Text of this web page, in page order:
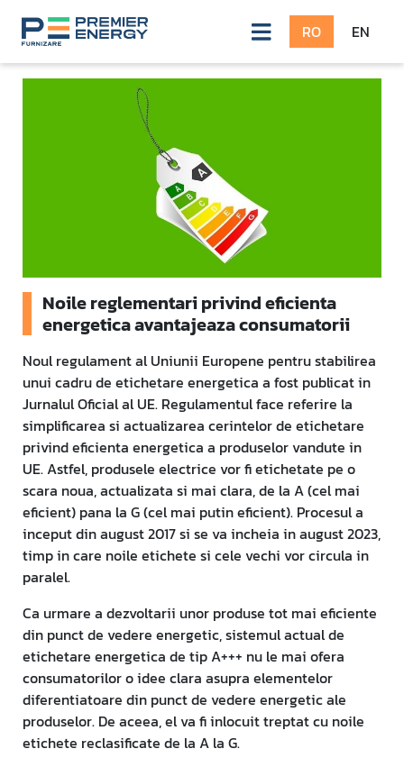
RO EN
Detalii articol - Main
Noile reglementari privind eficienta
energetica avantajeaza consumatorii
Noul regulament al Uniunii Europene pentru stabilirea
unui cadru de etichetare energetica a fost publicat in
Jurnalul Oficial al UE. Regulamentul face referire la
simplificarea si actualizarea cerintelor de etichetare
privind eficienta energetica a produselor vandute in
UE. Astfel, produsele electrice vor fi etichetate pe o
scara noua, actualizata si mai clara, de la A (cel mai
eficient) pana la G (cel mai putin eficient). Procesul a
inceput din august 2017 si se va incheia in august 2023,
timp in care noile etichete si cele vechi vor circula in
paralel.
Ca urmare a dezvoltarii unor produse tot mai eficiente
din punct de vedere energetic, sistemul actual de
etichetare energetica de tip A+++ nu le mai ofera
consumatorilor o idee clara asupra elementelor
diferentiatoare din punct de vedere energetic ale
produselor. De aceea, el va fi inlocuit treptat cu noile
etichete reclasificate de la A la G.